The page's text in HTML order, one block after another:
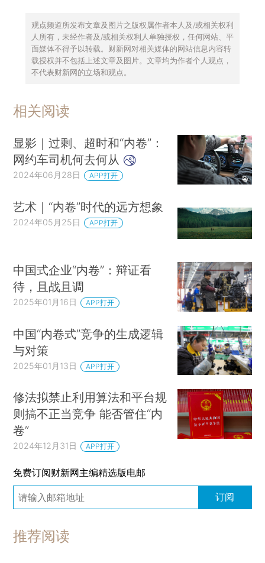
观点频道所发布文章及图片之版权属作者本人及/或相关权利
人所有，未经作者及/或相关权利人单独授权，任何网站、平
面媒体不得予以转载。财新网对相关媒体的网站信息内容转
载授权并不包括上述文章及图片。文章均为作者个人观点，
不代表财新网的立场和观点。
相关阅读
显影｜过剩、超时和“内卷”：
网约车司机何去何从
2024年06月28日 APP打开
艺术｜“内卷”时代的远方想象
2024年05月25日 APP打开
中国式企业“内卷”：辩证看
待，且战且调
2025年01月16日 APP打开
中国“内卷式”竞争的生成逻辑
与对策
2025年01月13日 APP打开
修法拟禁止利用算法和平台规
则搞不正当竞争 能否管住“内
卷”
2024年12月31日 APP打开
免费订阅财新网主编精选版电邮
订阅
推荐阅读